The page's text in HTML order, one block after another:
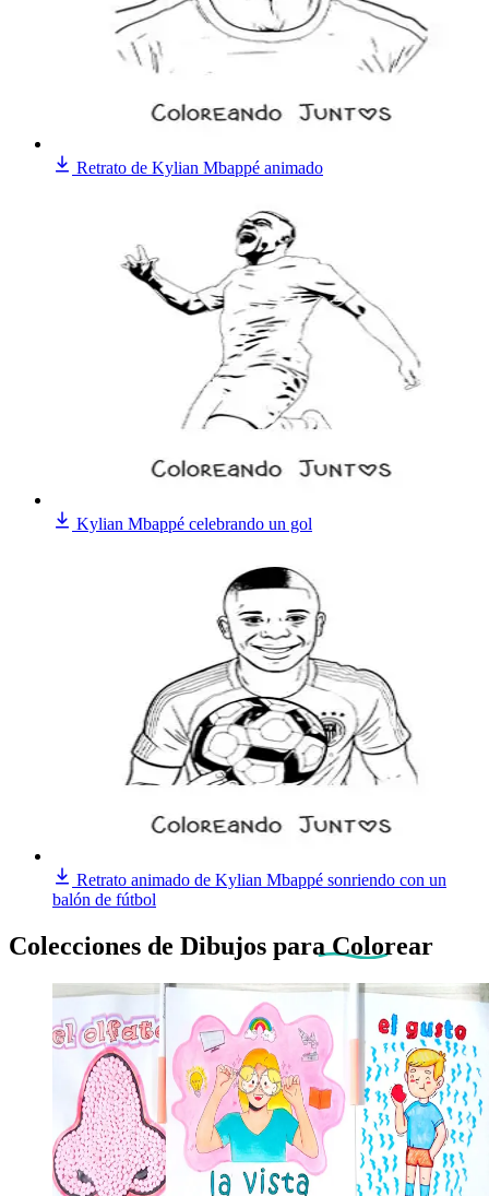
Retrato de Kylian Mbappé animado
Kylian Mbappé celebrando un gol
Retrato animado de Kylian Mbappé sonriendo con un
balón de fútbol
Colecciones de Dibujos para Colorear